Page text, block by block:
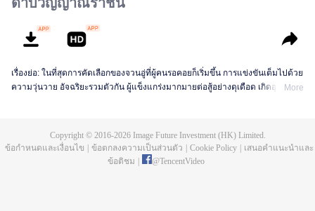
เรื่องย่อ: ในที่สุดการคัดเลือกของจวนอู่ที่ผู้คนรอคอยก็เริ่มขึ้น การแข่งขันเต็มไปด้วย
ความวุ่นวาย อัจฉริยะรวมตัวกัน ผู้แข็งแกร่งมากมายต่อสู้อย่างดุเดือด เกิดอุบัติเหตุ
การลอบสังหารที่ไม่อาจคาดเดานี้ได้อย่างไร
More
Copyright © 2016-2026Image Future Investment (HK) Limited.
ข้อกำหนดและเงื่อนไข
ข้อตกลงความเป็นส่วนตัว Cookie Policy
เสนอคำแนะนำและ
ข้อติชม
@TencentVideo